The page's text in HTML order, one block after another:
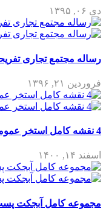
دی ۰۶, ۱۳۹۵
رساله مجتمع تجاری
فروردین ۲۱, ۱۳۹۶
4 نقشه کامل استخر عمومی و مسکونی DWG
اسفند ۱۴, ۱۴۰۰
مجموعه کامل آبجکت